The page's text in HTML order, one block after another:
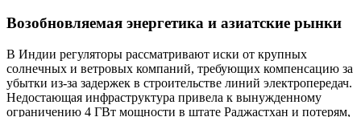
Возобновляемая энергетика и азиатские рынки
В Индии регуляторы рассматривают иски от крупных
солнечных и ветровых компаний, требующих компенсацию за
убытки из‑за задержек в строительстве линий электропередач.
Недостающая инфраструктура привела к вынужденному
ограничению 4 ГВт мощности в штате Раджастхан и потерям,